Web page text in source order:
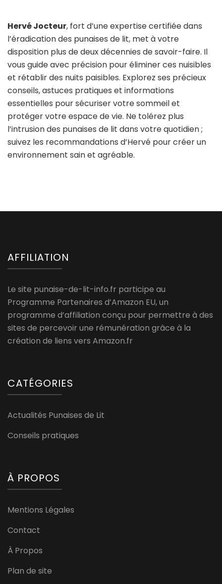
Hervé Jocteur, fort d’une expertise certifiée dans
l’éradication des punaises de lit, met à votre
disposition plus de deux décennies de savoir-faire. Il
vous guide avec précision pour éliminer ces nuisibles
et rétablir des nuits paisibles. Explorez ses précieux
conseils, astuces pratiques et informations
essentielles pour sécuriser votre sommeil et
protéger votre espace de vie. Ne tolérez plus
l’intrusion des punaises de lit dans votre quotidien ;
suivez les recommandations d’Hervé pour créer un
environnement sain et agréable.
AFFILIATION
Le site punaise-de-lit-info.fr participe au
Programme Partenaires d’Amazon EU, un
programme d’affiliation conçu pour permettre à des
sites de percevoir une rémunération grâce à la
création de liens vers Amazon.fr
CATÉGORIES
Actualités Punaises de Lit
Conseils pratiques
À PROPOS
Mentions Légales
Contact
À Propos
Plan de site